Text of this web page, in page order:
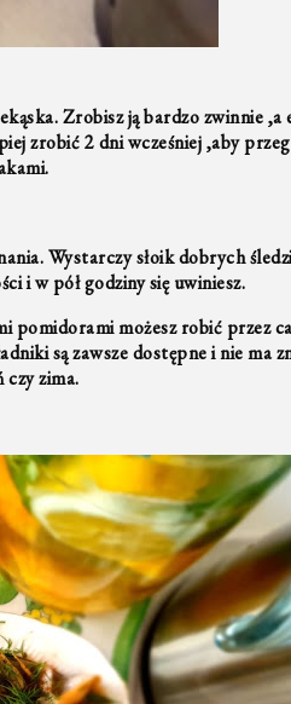
Zrobisz ją bardzo zwinnie ,a
zrobić 2 dni wcześniej ,aby
Wystarczy słoik dobrych
i w pół godziny się uwiniesz.
pomidorami możesz robić przez
są zawsze dostępne i nie ma
zima.